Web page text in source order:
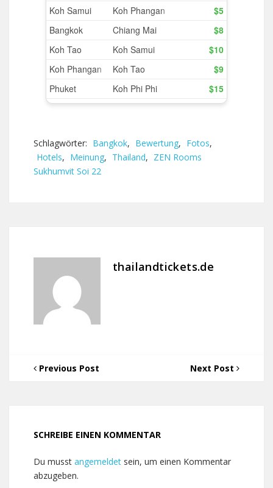
Schlagwörter: Bangkok, Bewertung, Fotos,
Hotels, Meinung, Thailand, ZEN Rooms
Sukhumvit Soi 22
thailandtickets.de
Previous Post Next Post
SCHREIBE EINEN KOMMENTAR
Du musst angemeldet sein, um einen Kommentar
abzugeben.